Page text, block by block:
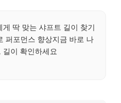
게 딱 맞는 샤프트 길이 찾기
퍼포먼스 향상지금 바로 나
길이 확인하세요